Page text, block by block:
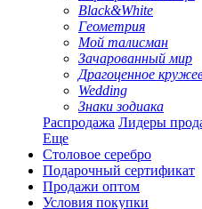
Black&White
Геометрия
Мой талисман
Зачарованный мир
Драгоценное
Wedding
Знаки зодиака
Распродажа Лидеры
Еще
Столовое серебро
Подарочный сертификат
Продажи оптом
Условия покупки